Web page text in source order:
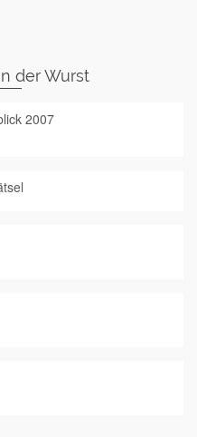
der Wurst
2007